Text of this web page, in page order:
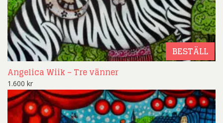
BESTÄLL
Angelica Wiik – Tre vänner
1.600 kr